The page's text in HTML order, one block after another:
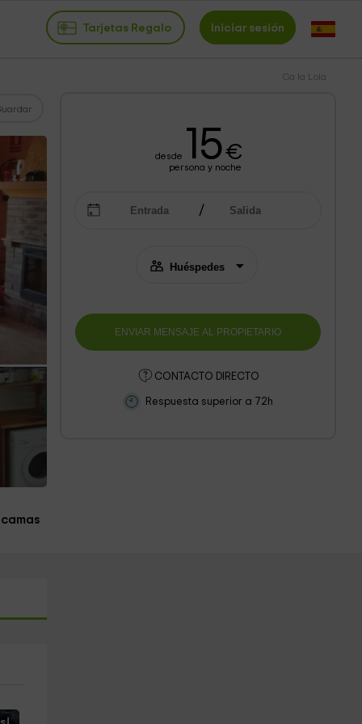
Tarjetas Regalo Iniciar sesión
Ca la Lola
desde 15€
persona y noche
CONTACTO DIRECTO
Respuesta superior a 72h
camas